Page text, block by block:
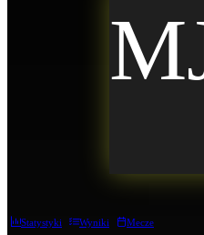
Statystyki Wyniki Mecze